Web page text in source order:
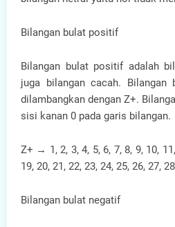
Bilangan bulat positif
Bilangan bulat positif adalah
juga bilangan cacah.
dilambangkan dengan Z+.
sisi kanan 0 pada garis bilangan.
Z+ → 1, 2, 3, 4, 5, 6, 7, 8, 9, 10,
19, 20, 21, 22, 23, 24, 25, 26, 27,
Bilangan bulat negatif